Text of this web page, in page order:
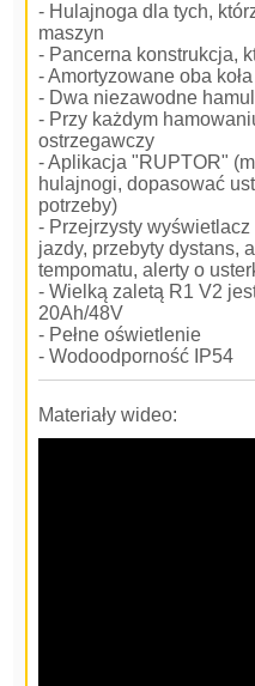
- Hulajnoga dla tych,
maszyn
- Pancerna konstrukcja,
- Amortyzowane oba koła
- Dwa niezawodne
- Przy każdym
ostrzegawczy
- Aplikacja "RUPTOR"
hulajnogi, dopasować
potrzeby)
- Przejrzysty
jazdy, przebyty dystans,
tempomatu, alerty o
- Wielką zaletą R1 V2
20Ah/48V
- Pełne oświetlenie
- Wodoodporność IP54
Materiały wideo: